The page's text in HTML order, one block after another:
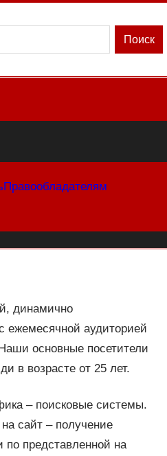
Поиск
Правообладателям
динамично
ежемесячной аудиторией
основные посетители
в возрасте от 25 лет.
– поисковые системы.
сайт – получение
представленной на